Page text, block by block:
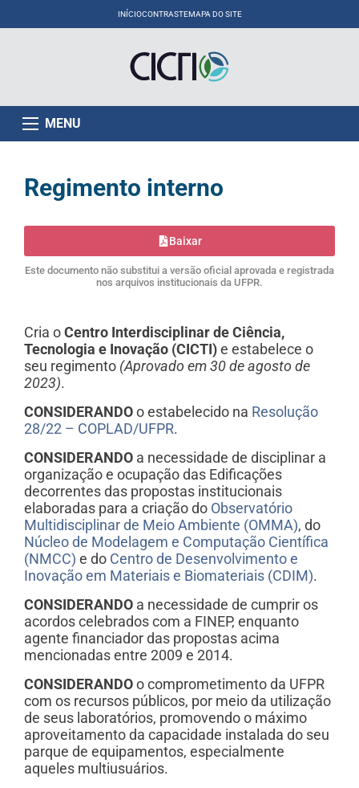
INÍCIOCONTRASTEMAPA DO SITE
MENU
Regimento interno
Baixar
Este documento não substitui a versão oficial aprovada e registrada
nos arquivos institucionais da UFPR.
Cria o Centro Interdisciplinar de Ciência,
Tecnologia e Inovação (CICTI) e estabelece o
seu regimento (Aprovado em 30 de agosto de
2023).
CONSIDERANDO o estabelecido na Resolução
28/22 – COPLAD/UFPR.
CONSIDERANDO a necessidade de disciplinar a
organização e ocupação das Edificações
decorrentes das propostas institucionais
elaboradas para a criação do Observatório
Multidisciplinar de Meio Ambiente (OMMA), do
Núcleo de Modelagem e Computação Científica
(NMCC) e do Centro de Desenvolvimento e
Inovação em Materiais e Biomateriais (CDIM).
CONSIDERANDO a necessidade de cumprir os
acordos celebrados com a FINEP, enquanto
agente financiador das propostas acima
mencionadas entre 2009 e 2014.
CONSIDERANDO o comprometimento da UFPR
com os recursos públicos, por meio da utilização
de seus laboratórios, promovendo o máximo
aproveitamento da capacidade instalada do seu
parque de equipamentos, especialmente
aqueles multiusuários.